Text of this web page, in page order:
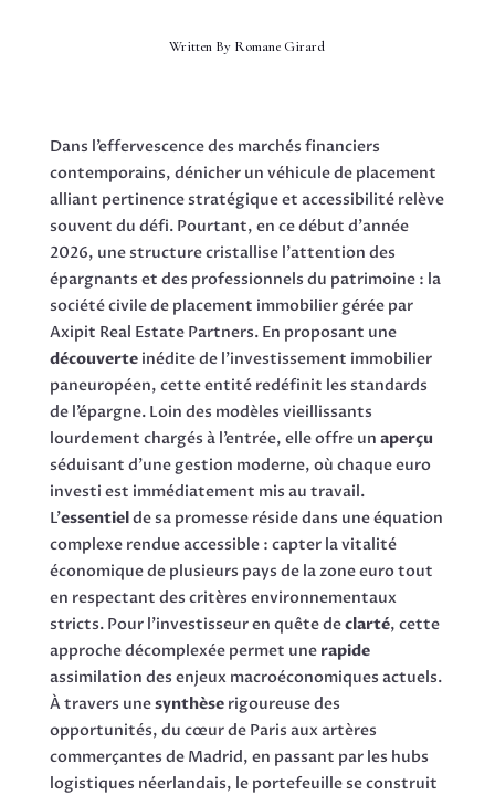
Written By Romane Girard
Dans l’effervescence des marchés financiers
contemporains, dénicher un véhicule de placement
alliant pertinence stratégique et accessibilité relève
souvent du défi. Pourtant, en ce début d’année
2026, une structure cristallise l’attention des
épargnants et des professionnels du patrimoine : la
société civile de placement immobilier gérée par
Axipit Real Estate Partners. En proposant une
découverteinédite de l’investissement immobilier
paneuropéen, cette entité redéfinit les standards
de l’épargne. Loin des modèles vieillissants
lourdement chargés à l’entrée, elle offre un aperçu
séduisant d’une gestion moderne, où chaque euro
investi est immédiatement mis au travail.
L’essentielde sa promesse réside dans une équation
complexe rendue accessible : capter la vitalité
économique de plusieurs pays de la zone euro tout
en respectant des critères environnementaux
stricts. Pour l’investisseur en quête declarté, cette
approche décomplexée permet une rapide
assimilation des enjeux macroéconomiques actuels.
À travers unesynthèserigoureuse des
opportunités, du cœur de Paris aux artères
commerçantes de Madrid, en passant par les hubs
logistiques néerlandais, le portefeuille se construit